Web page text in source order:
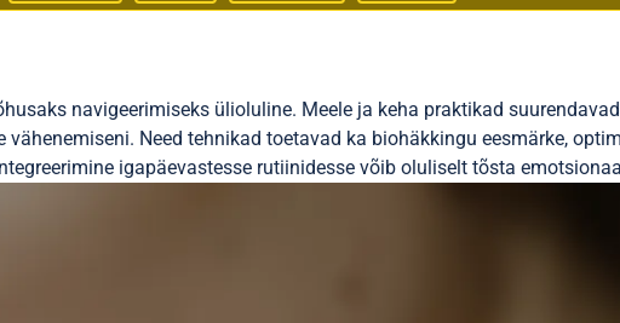
navigeerimiseks ülioluline. Meele ja keha praktikad
Need tehnikad toetavad ka biohäkkingu eesmärke,
igapäevastesse rutiinidesse võib oluliselt tõsta